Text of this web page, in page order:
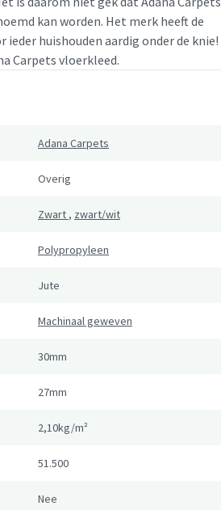
kan worden. Het merk heeft de
huishouden aardig onder de knie!
Carpets vloerkleed.
Adana Carpets
Overig
Zwart , zwart/wit
Polypropyleen
Jute
Machinaal geweven
30mm
27mm
2,10kg/m²
51.500
Nee